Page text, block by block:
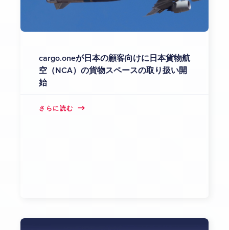
cargo.oneが日本の顧客向けに日本貨物航
空（NCA）の貨物スペースの取り扱い開
始
さらに読む